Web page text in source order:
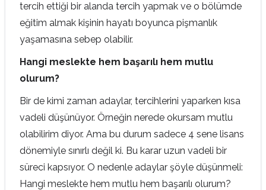
tercih ettiği bir alanda tercih yapmak ve o bölümde
eğitim almak kişinin hayatı boyunca pişmanlık
yaşamasına sebep olabilir.
Hangi meslekte hem başarılı hem mutlu
olurum?
Bir de kimi zaman adaylar, tercihlerini yaparken kısa
vadeli düşünüyor. Örneğin nerede okursam mutlu
olabilirim diyor. Ama bu durum sadece 4 sene lisans
dönemiyle sınırlı değil ki. Bu karar uzun vadeli bir
süreci kapsıyor. O nedenle adaylar şöyle düşünmeli:
Hangi meslekte hem mutlu hem başarılı olurum?